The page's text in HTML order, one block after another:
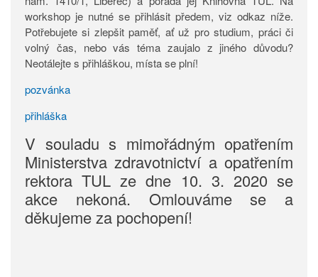
workshop je nutné se přihlásit předem, viz odkaz níže.
Potřebujete si zlepšit paměť, ať už pro studium, práci či
volný čas, nebo vás téma zaujalo z jiného důvodu?
Neotálejte s přihláškou, místa se plní!
pozvánka
přihláška
V souladu s mimořádným opatřením
Ministerstva zdravotnictví a opatřením
rektora TUL ze dne 10. 3. 2020 se
akce nekoná. Omlouváme se a
děkujeme za pochopení!